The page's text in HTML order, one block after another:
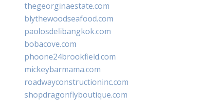
thegeorginaestate.com
blythewoodseafood.com
paolosdelibangkok.com
bobacove.com
phoone24brookfield.com
mickeybarmama.com
roadwayconstructioninc.com
shopdragonflyboutique.com